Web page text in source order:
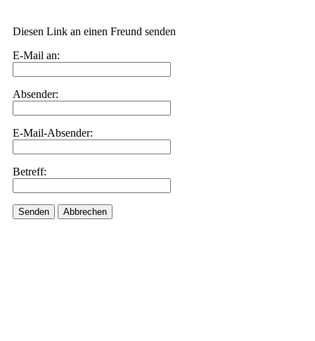
Diesen Link an einen Freund senden
E-Mail an:
Absender:
E-Mail-Absender:
Betreff:
Senden Abbrechen